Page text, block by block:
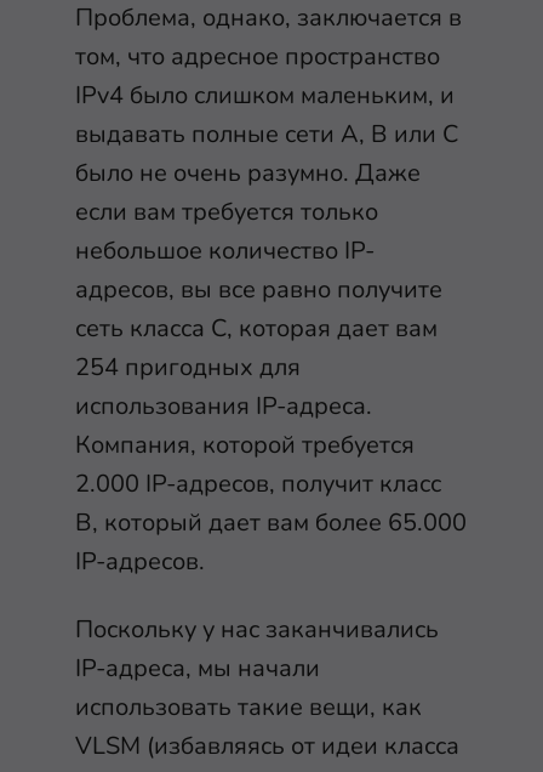
Проблема, однако, заключается в
том, что адресное пространство
IPv4 было слишком маленьким, и
выдавать полные сети A, B или C
было не очень разумно. Даже
если вам требуется только
небольшое количество IP-
адресов, вы все равно получите
сеть класса C, которая дает вам
254 пригодных для
использования IP-адреса.
Компания, которой требуется
2.000 IP-адресов, получит класс
B, который дает вам более 65.000
IP-адресов.
Поскольку у нас заканчивались
IP-адреса, мы начали
использовать такие вещи, как
VLSM (избавляясь от идеи класса